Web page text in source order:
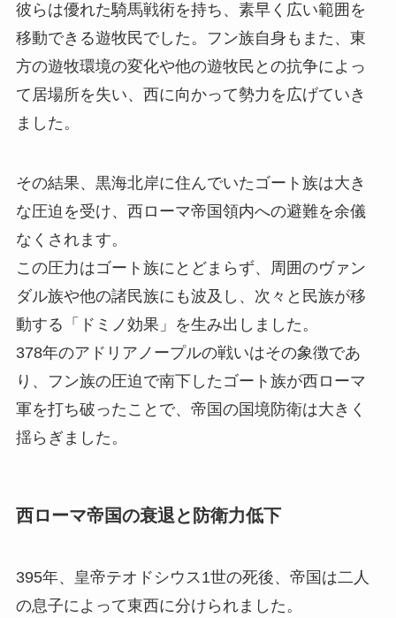
彼らは優れた騎馬戦術を持ち、素早く広い範囲を
移動できる遊牧民でした。フン族自身もまた、東
方の遊牧環境の変化や他の遊牧民との抗争によっ
て居場所を失い、西に向かって勢力を広げていき
ました。
その結果、黒海北岸に住んでいたゴート族は大き
な圧迫を受け、西ローマ帝国領内への避難を余儀
なくされます。
この圧力はゴート族にとどまらず、周囲のヴァン
ダル族や他の諸民族にも波及し、次々と民族が移
動する「ドミノ効果」を生み出しました。
378年のアドリアノープルの戦いはその象徴であ
り、フン族の圧迫で南下したゴート族が西ローマ
軍を打ち破ったことで、帝国の国境防衛は大きく
揺らぎました。
西ローマ帝国の衰退と防衛力低下
395年、皇帝テオドシウス1世の死後、帝国は二人
の息子によって東西に分けられました。